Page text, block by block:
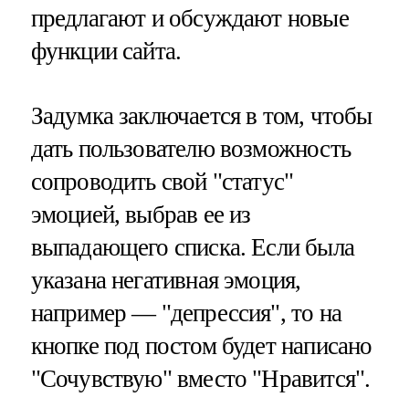
предлагают и обсуждают новые
функции сайта.
Задумка заключается в том, чтобы
дать пользователю возможность
сопроводить свой "статус"
эмоцией, выбрав ее из
выпадающего списка. Если была
указана негативная эмоция,
например — "депрессия", то на
кнопке под постом будет написано
"Сочувствую" вместо "Нравится".